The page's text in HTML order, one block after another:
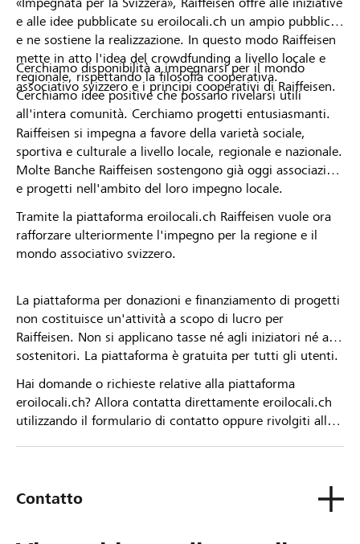
e alle idee pubblicate su eroilocali.ch un ampio pubblico
e ne sostiene la realizzazione. In questo modo Raiffeisen
mette in atto l'idea del crowdfunding a livello locale e
regionale, rispettando la filosofia cooperativa.
Cerchiamo idee positive che possano rivelarsi utili
all'intera comunità. Cerchiamo progetti entusiasmanti.
Cerchiamo disponibilità a impegnarsi per il mondo
associativo svizzero e i principi cooperativi di Raiffeisen.
Raiffeisen si impegna a favore della varietà sociale,
sportiva e culturale a livello locale, regionale e nazionale.
Molte Banche Raiffeisen sostengono già oggi associazioni
e progetti nell'ambito del loro impegno locale.
Tramite la piattaforma eroilocali.ch Raiffeisen vuole ora
rafforzare ulteriormente l'impegno per la regione e il
mondo associativo svizzero.
La piattaforma per donazioni e finanziamento di progetti
non costituisce un'attività a scopo di lucro per
Raiffeisen. Non si applicano tasse né agli iniziatori né ai
sostenitori. La piattaforma è gratuita per tutti gli utenti.
Hai domande o richieste relative alla piattaforma
eroilocali.ch? Allora contatta direttamente eroilocali.ch
utilizzando il formulario di contatto oppure rivolgiti alla
Contatto